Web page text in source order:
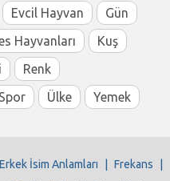
Evcil Hayvan
Gün
Hayvanları
Kuş
Renk
Spor Ülke Yemek
Erkek İsim Anlamları Frekans